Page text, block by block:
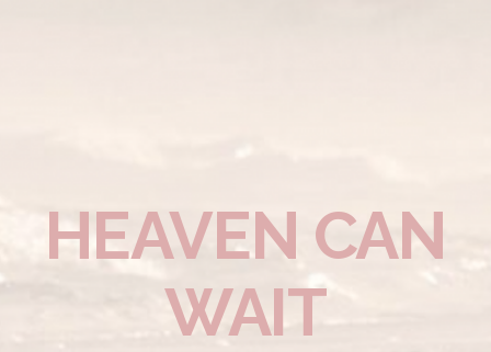
HEAVEN CAN
WAIT